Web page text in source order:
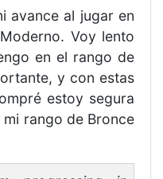
avance al jugar en
Voy lento
en el rango de
y con estas
estoy segura
rango de Bronce